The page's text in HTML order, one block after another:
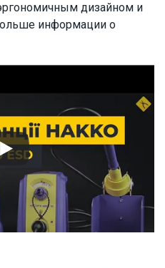
дизайном и
информации о